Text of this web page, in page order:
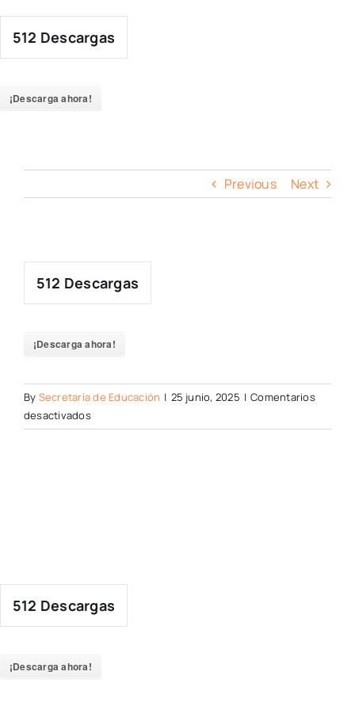
content
512 Descargas
¡Descarga ahora!
Previous Next
512 Descargas
¡Descarga ahora!
By Secretaría de Educación | 25 junio, 2025 | Comentarios
desactivadosen
512 Descargas
¡Descarga ahora!